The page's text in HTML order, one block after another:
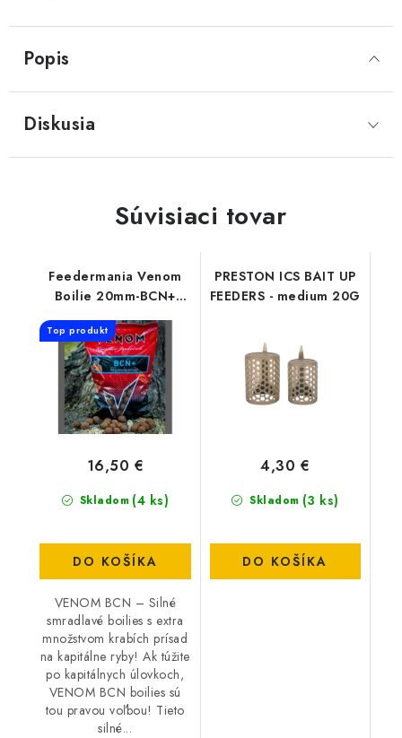
Popis
Diskusia
Súvisiaci tovar
Feedermania Venom
Boilie 20mm-BCN+
900G
Top produkt
Skladom (4 ks)
16,50 €
DO KOŠÍKA
VENOM BCN – Silné
smradlavé boilies s extra
množstvom krabích prísad
na kapitálne ryby! Ak túžite
po kapitálnych úlovkoch,
VENOM BCN boilies sú
tou pravou voľbou! Tieto
silné...
PRESTON ICS BAIT UP
FEEDERS - medium 20G
Skladom (3 ks)
4,30 €
DO KOŠÍKA